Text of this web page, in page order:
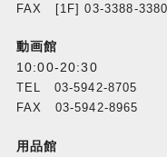
FAX [1F] 03-3388-
動画館
10:00-20:30
TEL 03-5942-8705
FAX 03-5942-8965
用品館